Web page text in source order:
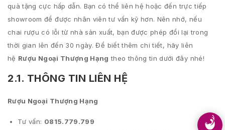
quà tặng cực hấp dẫn. Bạn có thể liên hệ hoặc đến trực tiếp
showroom để được nhân viên tư vấn kỹ hơn. Nên nhớ, nếu
chai rượu có lỗi từ nhà sản xuất, bạn được phép đổi lại trong
thời gian lên đến 30 ngày. Để biết thêm chi tiết, hãy liên
hệ Rượu Ngoại Thượng Hạng theo thông tin dưới đây nhé!
2.1. THÔNG TIN LIÊN HỆ
Rượu Ngoại Thượng Hạng
Tư vấn: 0815.779.799